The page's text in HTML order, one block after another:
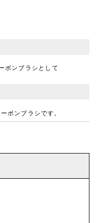
ンブラシとして
ボンブラシです。